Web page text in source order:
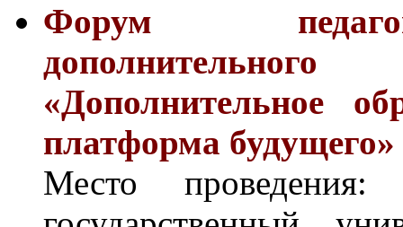
Форум
«Дополнительное
платформа будущего»
Место